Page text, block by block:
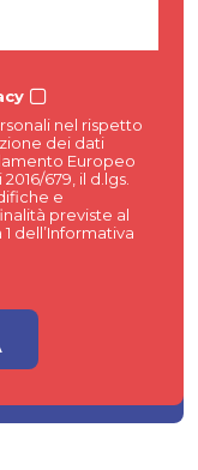
nel rispetto
dei dati
Europeo
679, il d.lgs.
e
previste al
1 dell’Informativa